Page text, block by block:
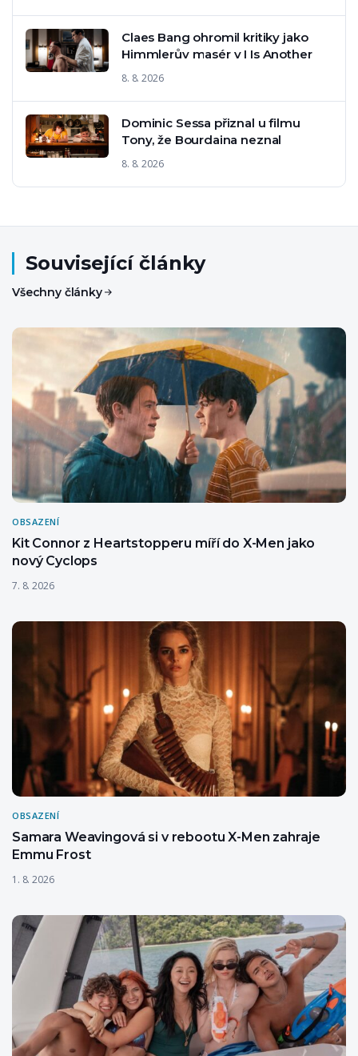
Claes Bang ohromil kritiky jako
Himmlerův masér v I Is Another
8. 8. 2026
Dominic Sessa přiznal u filmu
Tony, že Bourdaina neznal
8. 8. 2026
Související články
Všechny články
OBSAZENÍ
Kit Connor z Heartstopperu míří do X-Men jako
nový Cyclops
7. 8. 2026
OBSAZENÍ
Samara Weavingová si v rebootu X-Men zahraje
Emmu Frost
1. 8. 2026